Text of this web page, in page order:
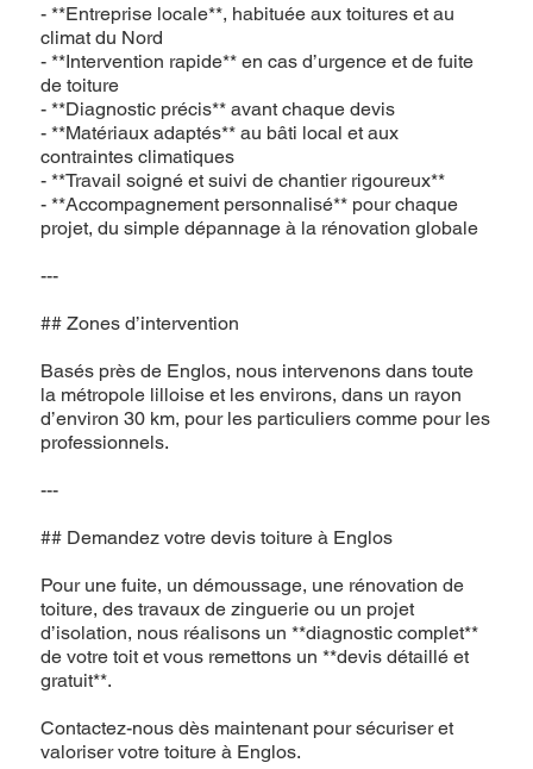
- **Entreprise locale**, habituée aux toitures et au
climat du Nord
- **Intervention rapide** en cas d’urgence et de fuite
de toiture
- **Diagnostic précis** avant chaque devis
- **Matériaux adaptés** au bâti local et aux
contraintes climatiques
- **Travail soigné et suivi de chantier rigoureux**
- **Accompagnement personnalisé** pour chaque
projet, du simple dépannage à la rénovation globale
---
## Zones d’intervention
Basés près de Englos, nous intervenons dans toute
la métropole lilloise et les environs, dans un rayon
d’environ 30 km, pour les particuliers comme pour les
professionnels.
---
## Demandez votre devis toiture à Englos
Pour une fuite, un démoussage, une rénovation de
toiture, des travaux de zinguerie ou un projet
d’isolation, nous réalisons un **diagnostic complet**
de votre toit et vous remettons un **devis détaillé et
gratuit**.
Contactez-nous dès maintenant pour sécuriser et
valoriser votre toiture à Englos.